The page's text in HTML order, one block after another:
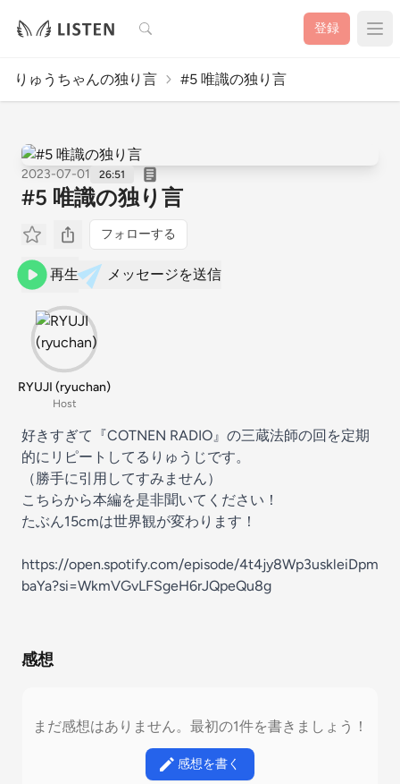
検索 登録
りゅうちゃんの独り言 #5 唯識の独り言
2023-07-01 26:51
#5 唯識の独り言
フォローする
再生 メッセージを送信
RYUJI (ryuchan)
Host
好きすぎて『COTNEN RADIO』の三蔵法師の回を定期
的にリピートしてるりゅうじです。
（勝手に引用してすみません）
こちらから本編を是非聞いてください！
たぶん15cmは世界観が変わります！
https://open.spotify.com/episode/4t4jy8Wp3uskleiDpm
baYa?si=WkmVGvLFSgeH6rJQpeQu8g
感想
まだ感想はありません。最初の1件を書きましょう！
感想を書く